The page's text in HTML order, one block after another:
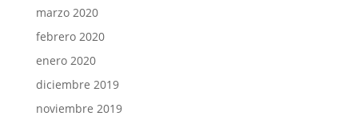
marzo 2020
febrero 2020
enero 2020
diciembre 2019
noviembre 2019